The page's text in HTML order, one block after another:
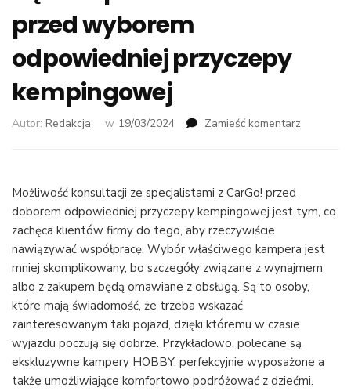
przed wyborem
odpowiedniej przyczepy
kempingowej
Autor: Redakcja w 19/03/2024 Zamieść komentarz
CarGo!
przed
wyborem
Możliwość konsultacji ze specjalistami z CarGo! przed
doborem odpowiedniej przyczepy kempingowej jest tym, co
zachęca klientów firmy do tego, aby rzeczywiście
nawiązywać współpracę. Wybór właściwego kampera jest
mniej skomplikowany, bo szczegóły związane z wynajmem
albo z zakupem będą omawiane z obsługą. Są to osoby,
które mają świadomość, że trzeba wskazać
zainteresowanym taki pojazd, dzięki któremu w czasie
wyjazdu poczują się dobrze. Przykładowo, polecane są
ekskluzywne kampery HOBBY, perfekcyjnie wyposażone a
także umożliwiające komfortowo podróżować z dziećmi.